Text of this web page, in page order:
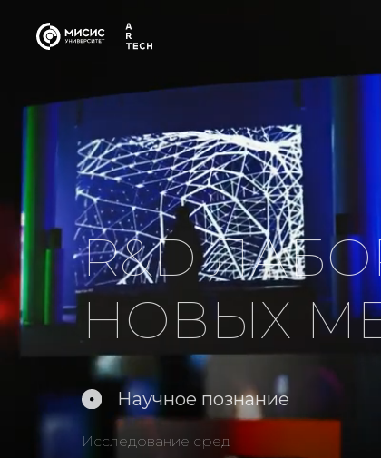
Научное познание
Исследование сред
дополненной и виртуальной
реальности, пространственных
вычислений и технологии
R&D
НОВЫХ